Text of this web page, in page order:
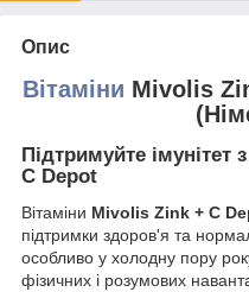
Опис
Вітаміни Mivolis
Підтримуйте імунітет
C Depot
Вітаміни Mivolis Zink + C
підтримки здоров'я та
особливо у холодну пору
фізичних і розумових